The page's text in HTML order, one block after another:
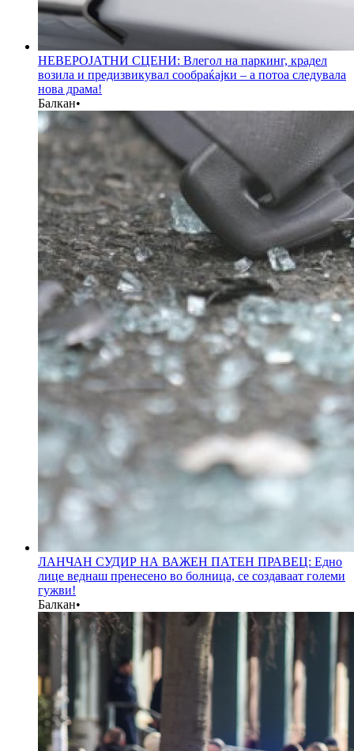
НЕВЕРОЈАТНИ СЦЕНИ: Влегол на паркинг, крадел
возила и предизвикувал сообраќајки – а потоа следувала
нова драма!
Балкан•
ЛАНЧАН СУДИР НА ВАЖЕН ПАТЕН ПРАВЕЦ: Едно
лице веднаш пренесено во болница, се создаваат големи
гужви!
Балкан•